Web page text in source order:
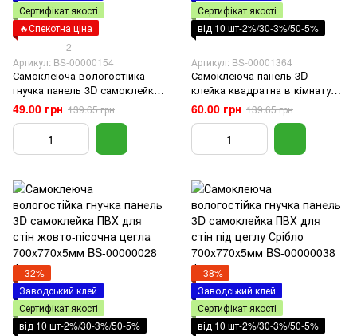
Сертифікат якості
🔥Спекотна ціна
2
Артикул: BS-00000154
Самоклеюча вологостійка
гнучка панель 3D самоклейка
ПВХ для стін під цеглу Синій
700х770х5мм
49.00 грн 139.65 грн
Сертифікат якості
від 10 шт-2%/30-3%/50-5%
Артикул: BS-00001364
Самоклеюча панель 3D
клейка квадратна в кімнату
вітальню балкон малиново-
червона 700х770х5мм
60.00 грн 139.65 грн
−32%
Заводський клей
Сертифікат якості
від 10 шт-2%/30-3%/50-5%
−38%
Заводський клей
Сертифікат якості
від 10 шт-2%/30-3%/50-5%